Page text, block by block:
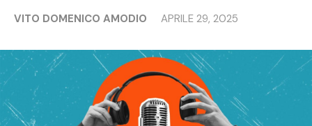
VITO DOMENICO AMODIO APRILE 29, 2025